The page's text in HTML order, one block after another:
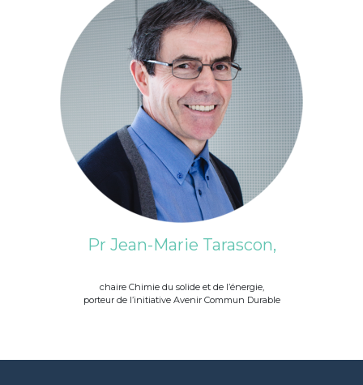
Pr Jean-Marie Tarascon,
chaire Chimie du solide et de l’énergie,
porteur de l’initiative Avenir Commun Durable